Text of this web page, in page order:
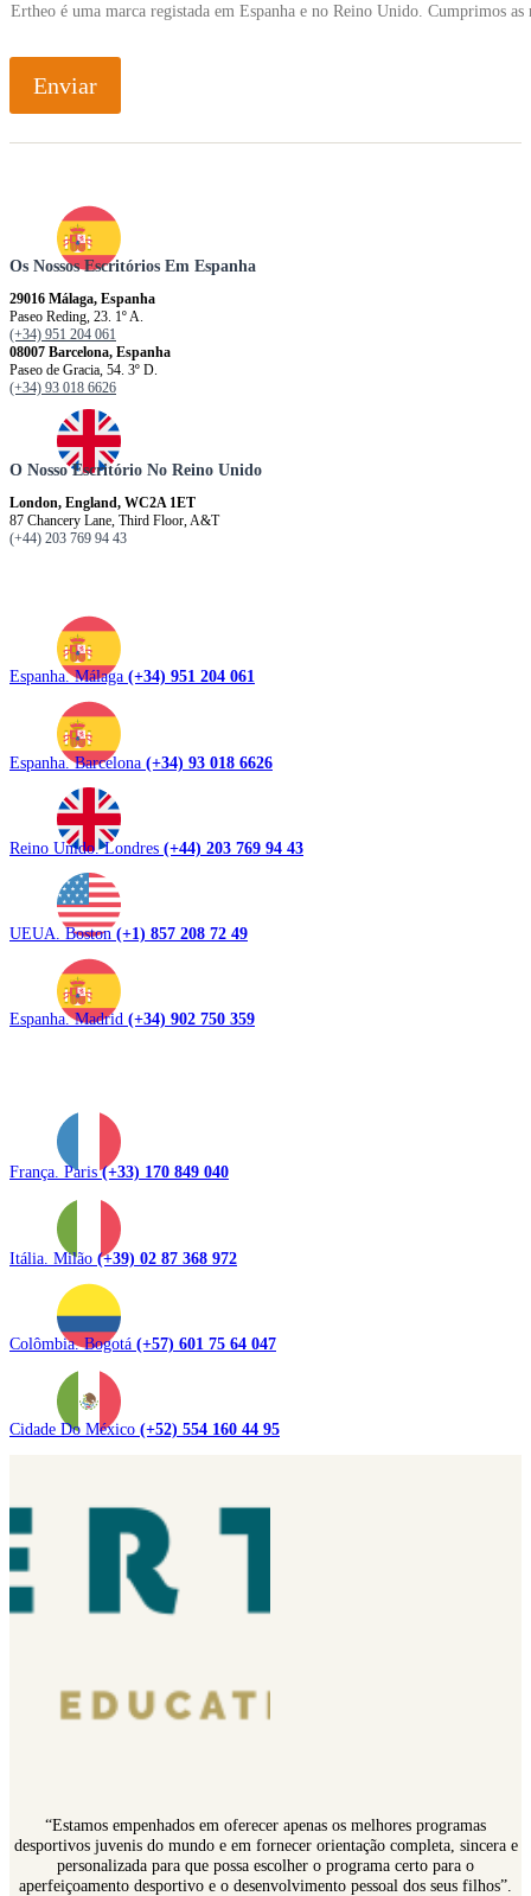
Ertheo é uma marca registada em Espanha e no Reino Unido. Cumprimos
Enviar
Os Nossos Escritórios Em Espanha
29016 Málaga, Espanha
Paseo Reding, 23. 1º A.
(+34) 951 204 061
08007 Barcelona, ​​​​​Espanha
Paseo de Gracia, 54. 3º D.
(+34) 93 018 6626
O Nosso Escritório No Reino Unido
London, England, WC2A 1ET
87 Chancery Lane, Third Floor, A&T
(+44) 203 769 94 43
Espanha. Málaga (+34) 951 204 061
Espanha. Barcelona (+34) 93 018 6626
Reino Unido. Londres (+44) 203 769 94 43
UEUA. Boston(+1) 857 208 72 49
Espanha. Madrid (+34) 902 750 359
França. Paris(+33) 170 849 040
Itália. Milão (+39) 02 87 368 972
Colômbia. Bogotá (+57) 601 75 64 047
Cidade Do México (+52) 554 160 44 95
“Estamos empenhados em oferecer apenas os melhores programas
desportivos juvenis do mundo e em fornecer orientação completa, sincera e
personalizada para que possa escolher o programa certo para o
aperfeiçoamento desportivo e o desenvolvimento pessoal dos seus filhos”.